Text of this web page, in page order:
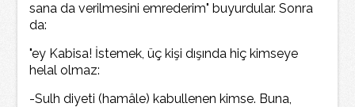
sana da verilmesini emrederim" buyurdular. Sonra
da:
"ey Kabisa! İstemek, üç kişi dışında hiç kimseye
helal olmaz:
-Sulh diyeti (hamâle) kabullenen kimse. Buna,